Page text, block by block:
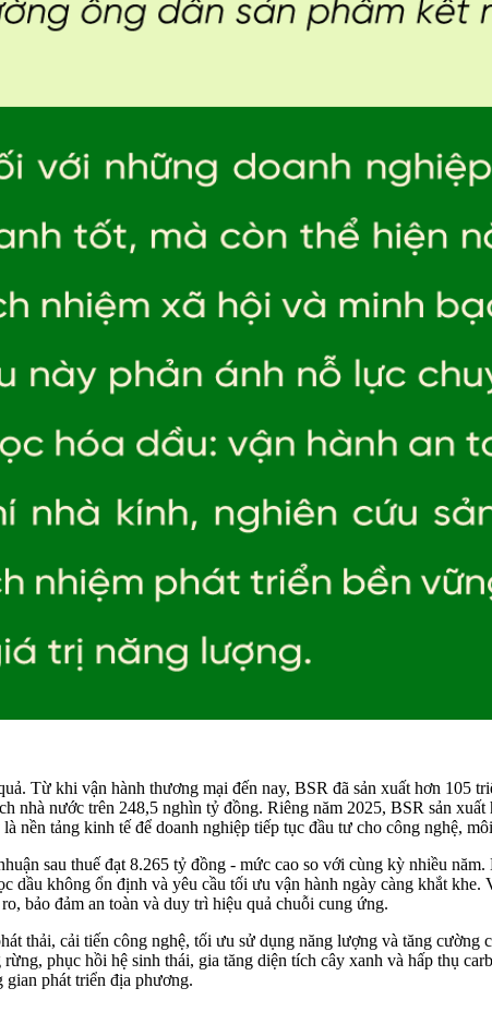
Từ khi vận hành thương mại đến nay, BSR đã sản xuất hơn 105
nước trên 248,5 nghìn tỷ đồng. Riêng năm 2025, BSR sản xuất
tảng kinh tế để doanh nghiệp tiếp tục đầu tư cho công nghệ,
sau thuế đạt 8.265 tỷ đồng - mức cao so với cùng kỳ nhiều
không ổn định và yêu cầu tối ưu vận hành ngày càng khắt
bảo đảm an toàn và duy trì hiệu quả chuỗi cung ứng.
thải, cải tiến công nghệ, tối ưu sử dụng năng lượng và tăng cường
phục hồi hệ sinh thái, gia tăng diện tích cây xanh và hấp thụ
phát triển địa phương.